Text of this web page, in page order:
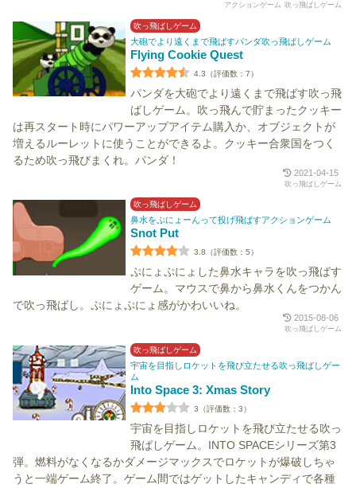
アクションゲーム 吹っ飛ばしゲーム
吹っ飛ばしゲーム
大砲でより遠くまで飛ばすパンダ吹っ飛ばしゲーム
Flying Cookie Quest
4.3（評価数：7）
パンダを大砲でより遠くまで飛ばす吹っ飛
ばしゲーム。吹っ飛んで貯まったクッキー
は再スタート時にパワーアップアイテム購入か、オブジェクトが
増えるルーレットに使うことができるよ。クッキー合衆国をつく
るため吹っ飛びまくれ。パンダ！
2021-04-15
吹っ飛ばしゲーム
吹っ飛ばしゲーム
鼻水をぷにょーんって投げ飛ばすアクションゲーム
Snot Put
3.8（評価数：5）
ぷにょぷにょした鼻水キャラを吹っ飛ばす
ゲーム。マウスで鼻から鼻水くんをつかん
で吹っ飛ばし。ぷにょぷにょ感がかわいいね。
2015-08-06
吹っ飛ばしゲーム
吹っ飛ばしゲーム
宇宙を目指しロケットを飛び立たせる吹っ飛ばしゲー
ム
Into Space 3: Xmas Story
3（評価数：3）
宇宙を目指しロケットを飛び立たせる吹っ
飛ばしゲーム。INTO SPACEシリーズ第3
弾。燃料がなくなるかダメージマックスでロケットが爆破しちゃ
うと一端ゲーム終了。ゲーム間ではゲットしたキャンディで各種